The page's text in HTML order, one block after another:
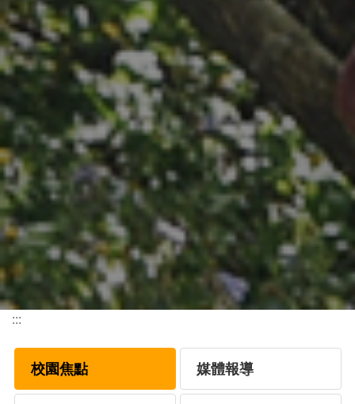
:::
校園焦點 媒體報導